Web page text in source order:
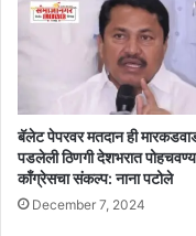
बॅलेट पेपरवर मतदान ही
पडलेली ठिणगी देशभरात
काँग्रेसचा संकल्प: नाना पटोले
December 7, 2024